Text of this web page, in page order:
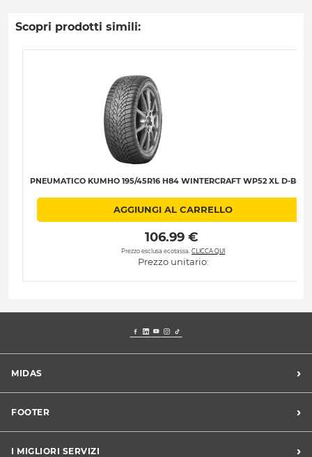
Scopri prodotti simili:
PNEUMATICO KUMHO 195/45R16 H84 WINTERCRAFT WP52 XL D-B-B-
AGGIUNGI AL CARRELLO
106.99 €
Prezzo esclusa ecotassa. CLICCA QUI
Prezzo unitario:
MIDAS ›
Blog dell'automobilista
Lavora con noi
Chi siamo
FOOTER ›
I MIGLIORI SERVIZI ›